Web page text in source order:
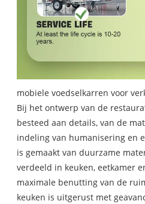
mobiele voedselkarren voor
Bij het ontwerp van de
besteed aan details, van de
indeling van humanisering en
is gemaakt van duurzame
verdeeld in keuken, eetkamer
maximale benutting van de
keuken is uitgerust met